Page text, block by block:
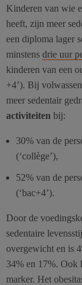
Kinderen van wie
heeft, zijn meer
een diploma lager
minstens drie uur
kinderen van een
+4’). Bij
meer sedentair
activiteiten bij:
30% van de
(‘collège’),
52% van de
(‘bac+4’).
Door de
sedentaire
overgewicht en is
34% en 17%. Ook
marker. Het